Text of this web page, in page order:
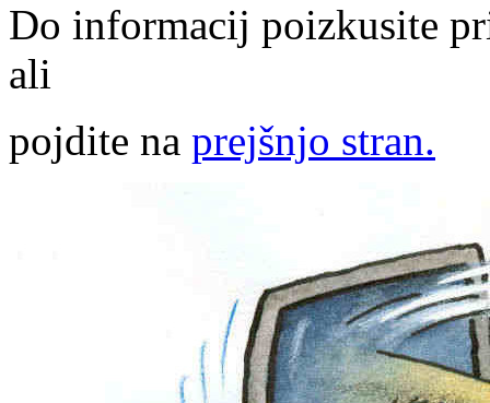
Do informacij poizkusite
ali
pojdite na prejšnjo stran.